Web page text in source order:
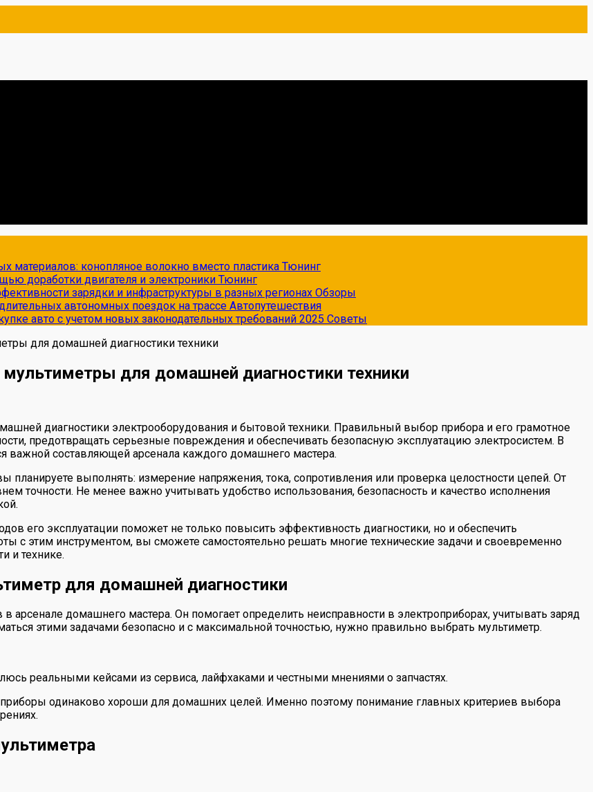
материалов: конопляное волокно вместо пластика Тюнинг
доработки двигателя и электроники Тюнинг
зарядки и инфраструктуры в разных регионах Обзоры
автономных поездок на трассе Автопутешествия
авто с учетом новых законодательных требований 2025 Советы
для домашней диагностики техники
для домашней диагностики техники
диагностики электрооборудования и бытовой техники. Правильный выбор прибора и его грамотное
предотвращать серьезные повреждения и обеспечивать безопасную эксплуатацию электросистем. В
важной составляющей арсенала каждого домашнего мастера.
выполнять: измерение напряжения, тока, сопротивления или проверка целостности цепей. От
точности. Не менее важно учитывать удобство использования, безопасность и качество исполнения
его эксплуатации поможет не только повысить эффективность диагностики, но и обеспечить
с этим инструментом, вы сможете самостоятельно решать многие технические задачи и своевременно
и технике.
для домашней диагностики
арсенале домашнего мастера. Он помогает определить неисправности в электроприборах, учитывать заряд
этими задачами безопасно и с максимальной точностью, нужно правильно выбрать мультиметр.
реальными кейсами из сервиса, лайфхаками и честными мнениями о запчастях.
одинаково хороши для домашних целей. Именно поэтому понимание главных критериев выбора